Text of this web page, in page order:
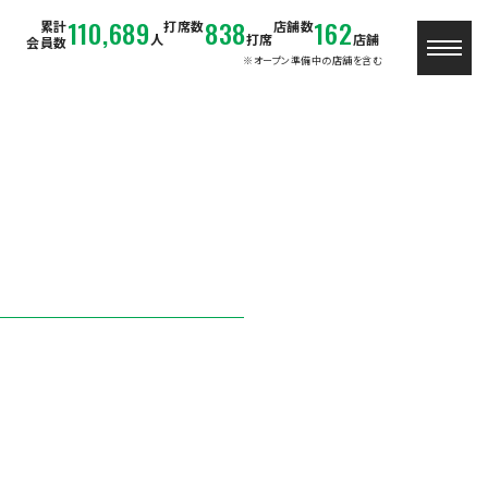
累計
会員数110,689 人
打席数838打席
店舗数162店舗
※オープン準備中の店舗を含む